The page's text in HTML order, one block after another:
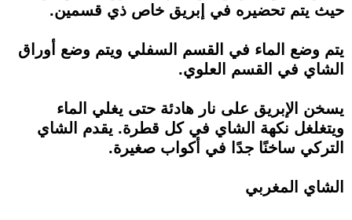
حيث يتم تحضيره في إبريق خاص ذي قسمين.
يتم وضع الماء في القسم السفلي ويتم وضع أوراق
الشاي في القسم العلوي.
يسخن الإبريق على نار هادئة حتى يغلي الماء
ويتغلغل نكهة الشاي في كل قطرة. يقدم الشاي
التركي ساخنًا جدًا في أكواب صغيرة.
الشاي المغربي